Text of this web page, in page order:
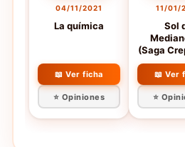
04/11/2021
La química
📖 Ver ficha
⭐ Opiniones
11/01/
Sol
(Saga
5)
📖 Ver
⭐